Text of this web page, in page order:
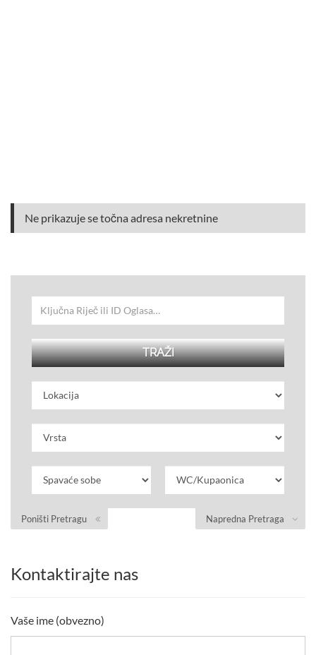
Ne prikazuje se točna adresa nekretnine
Napredna Pretraga
Poništi Pretragu
Kontaktirajte nas
Vaše ime (obvezno)